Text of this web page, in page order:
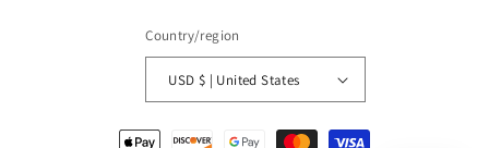
Country/region
USD $ | United States
Payment